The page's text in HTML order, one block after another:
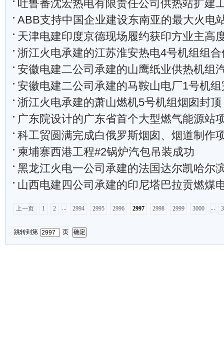
吐鲁番沈宏热电有限责任公司供热站扩建工程顺利
ABB支持中国企业建设东南亚的最大火电
天津电建印度京德现场履约获印方业主高
浙江火电承建的江苏淮安热电4号机组组
安徽电建二公司承建的山鹰纸业供热机组汽轮机
安徽电建二公司承建的马鞍山电厂1号机组完成
浙江火电承建的萧山燃机5号机组烟囱封顶
广东院设计的广东省首个大型燃气能源站
科工贸圆满完成白俄罗斯烟囱、烟道制作
柬埔寨西港工程#2锅炉汽包吊装成功
黑龙江火电一公司承建的法国达尔凯哈尔滨热电工程1#
山西电建四公司承建的印尼塔巴拉贡燃煤电厂工程1号
上一页 1 2 ... 2994 2995 2996 2997 2998 2999 3000 ...
跳转到第 页